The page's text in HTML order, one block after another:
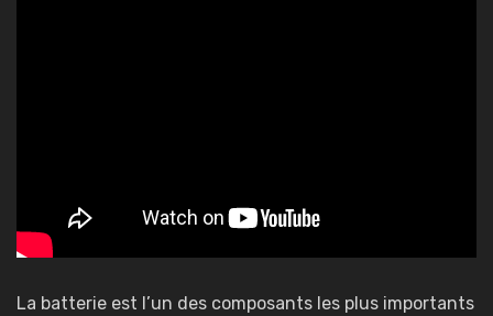
La batterie est l’un des composants les plus importants